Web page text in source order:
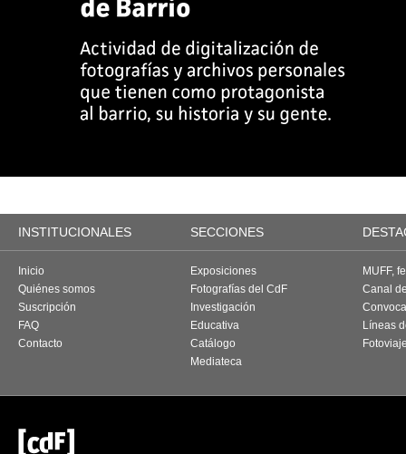
INSTITUCIONALES SECCIONES
Inicio
Quiénes somos
Suscripción
FAQ
Contacto
Exposiciones
Fotografías del CdF
Investigación
Educativa
Catálogo
Mediateca
MUFF,
Canal
Líneas